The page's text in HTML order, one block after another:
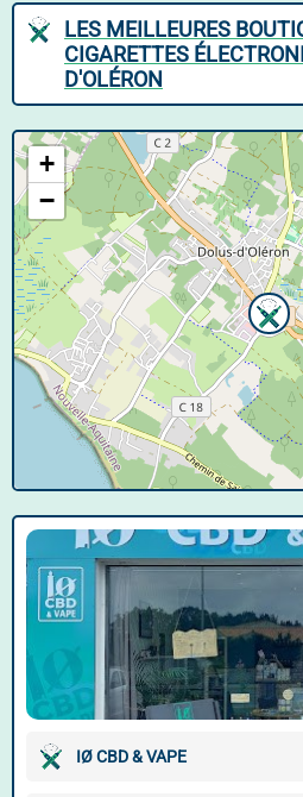
LES MEILLEURES
CIGARETTES
D'OLÉRON
+
−
IØ CBD & VAPE